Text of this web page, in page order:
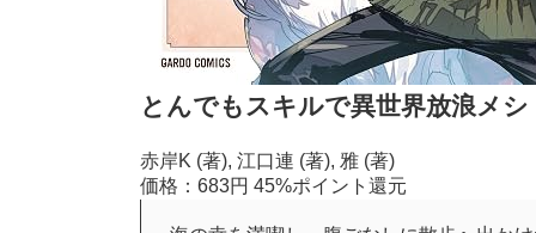
とんでもスキルで異世界放浪メシ
赤岸K (著), 江口連 (著), 雅 (著)
価格：683円 45%ポイント還元